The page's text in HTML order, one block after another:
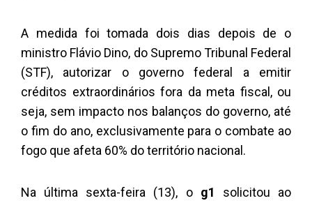
A medida foi tomada dois dias depois de o
ministro Flávio Dino, do Supremo Tribunal Federal
(STF), autorizar o governo federal a emitir
créditos extraordinários fora da meta fiscal, ou
seja, sem impacto nos balanços do governo, até
o fim do ano, exclusivamente para o combate ao
fogo que afeta 60% do território nacional.
Na última sexta-feira (13), o g1
solicitou ao